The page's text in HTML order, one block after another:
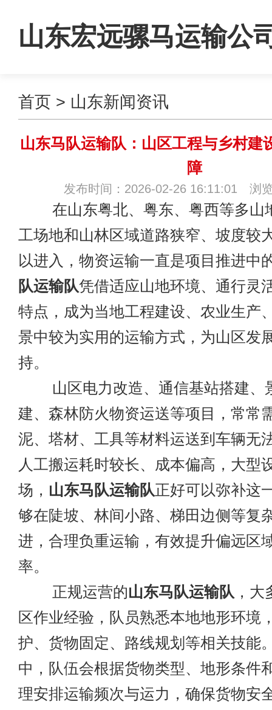
山东宏远骡马运输公
首页 > 山东新闻资讯
山东马队运输队：山区工程与乡村建
障
发布时间：2026-02-26 16:11:01 浏
在山东粤北、粤东、粤西等多山
工场地和山林区域道路狭窄、坡度较
以进入，物资运输一直是项目推进中
队运输队凭借适应山地环境、通行灵
特点，成为当地工程建设、农业生产
景中较为实用的运输方式，为山区发
持。
山区电力改造、通信基站搭建、
建、森林防火物资运送等项目，常常
泥、塔材、工具等材料运送到车辆无
人工搬运耗时较长、成本偏高，大型
场， 山东马队运输队正好可以弥补这
够在陡坡、林间小路、梯田边侧等复
进，合理负重运输，有效提升偏远区
率。
正规运营的山东马队运输队 ，
区作业经验，队员熟悉本地地形环境
护、货物固定、路线规划等相关技能
中，队伍会根据货物类型、地形条件
理安排运输频次与运力，确保货物安